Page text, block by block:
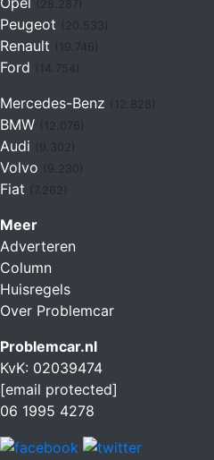
Peugeot
Renault (19.746)
Ford (14.754)
Mercedes-Benz
BMW (12.076)
Audi
Volvo
Fiat (7.262)
Meer
Adverteren
Column
Huisregels
Over Problemcar
Problemcar.nl
KvK: 02039474
[email protected]
06 1995 4278